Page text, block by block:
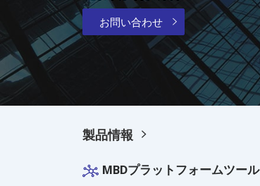
お問い合わせ
製品情報
MBDプラットフォームツール